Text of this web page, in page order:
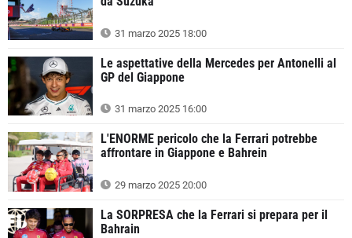
31 marzo 2025 18:00
Le aspettative della Mercedes per Antonelli al
GP del Giappone
31 marzo 2025 16:00
L'ENORME pericolo che la Ferrari potrebbe
affrontare in Giappone e Bahrein
29 marzo 2025 20:00
La SORPRESA che la Ferrari si prepara per il
Bahrain